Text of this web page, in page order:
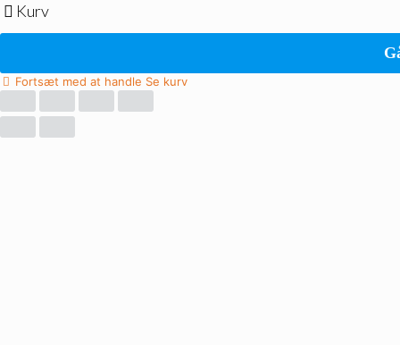
Kurv
Fortsæt med at handle Se kurv